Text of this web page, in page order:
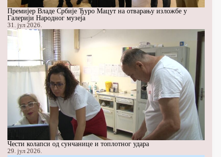
Премијер Владе Србије Ђуро Мацут на отварању изложбе у
Галерији Народног музеја
31. јул 2026.
Чести колапси од сунчанице и топлотног удара
29. јул 2026.